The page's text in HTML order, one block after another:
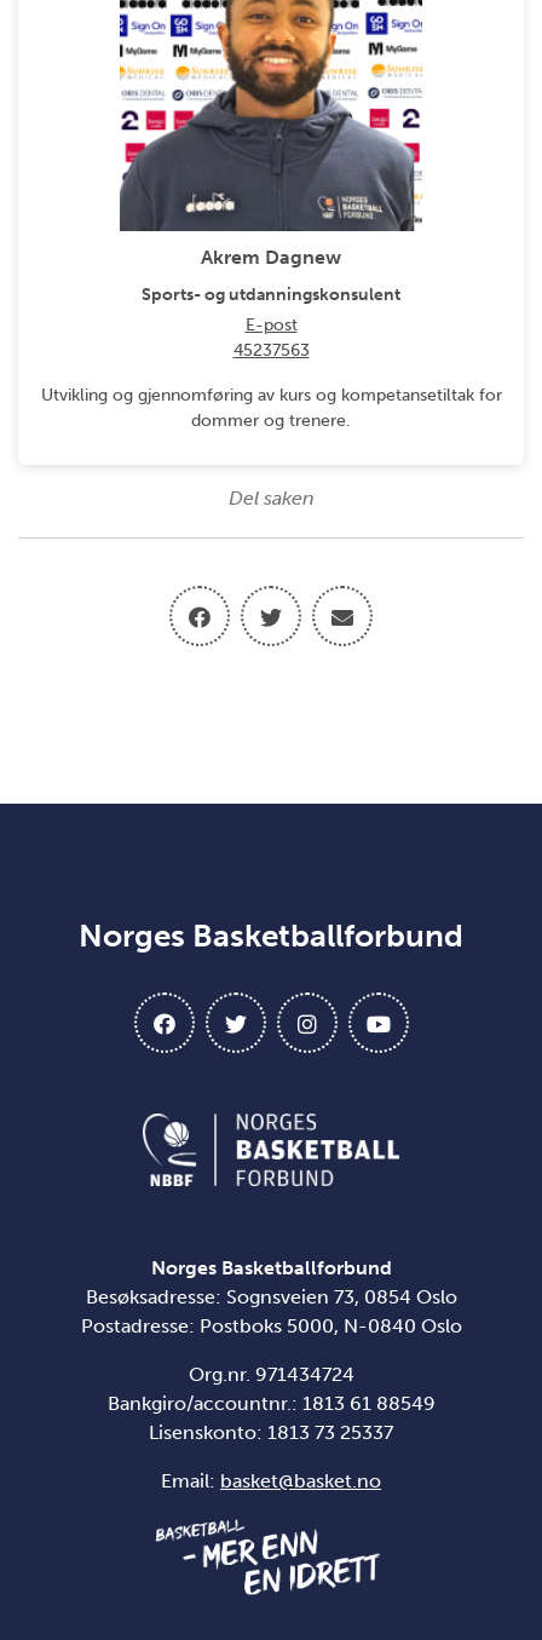
Akrem Dagnew
Sports- og utdanningskonsulent
E-post
45237563
Utvikling og gjennomføring av kurs og kompetansetiltak for
dommer og trenere.
Del saken
Norges Basketballforbund
Norges Basketballforbund
Besøksadresse: Sognsveien 73, 0854 Oslo
Postadresse: Postboks 5000, N-0840 Oslo
Org.nr. 971434724
Bankgiro/accountnr.: 1813 61 88549
Lisenskonto: 1813 73 25337
Email: basket@basket.no